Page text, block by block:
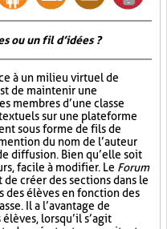
ou un fil d’idées ?
à un milieu virtuel de
de maintenir une
membres d’une classe
sur une plateforme
sous forme de fils de
du nom de l’auteur
diffusion. Bien qu’elle soit
facile à modifier. Le Forum
créer des sections dans le
des élèves en fonction des
Il a l’avantage de
lorsqu’il s’agit